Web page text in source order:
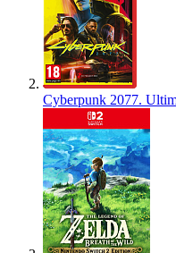
Cyberpunk 2077.